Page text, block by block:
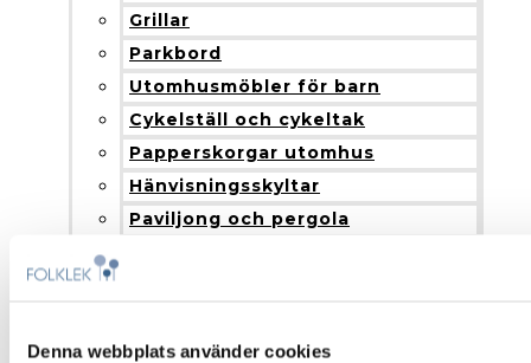
Denna webbplats använder cookies
Grillar
Parkbord
Utomhusmöbler för barn
Cykelställ och cykeltak
Papperskorgar utomhus
Hänvisningsskyltar
Paviljong och pergola
Fallskydd